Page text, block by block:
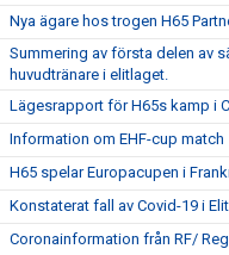
Nya ägare hos trogen H65
Summering av första delen av
huvudtränare i elitlaget.
Lägesrapport för H65s kamp i
Information om EHF-cup match
H65 spelar Europacupen i
Konstaterat fall av Covid-19 i
Coronainformation från RF/